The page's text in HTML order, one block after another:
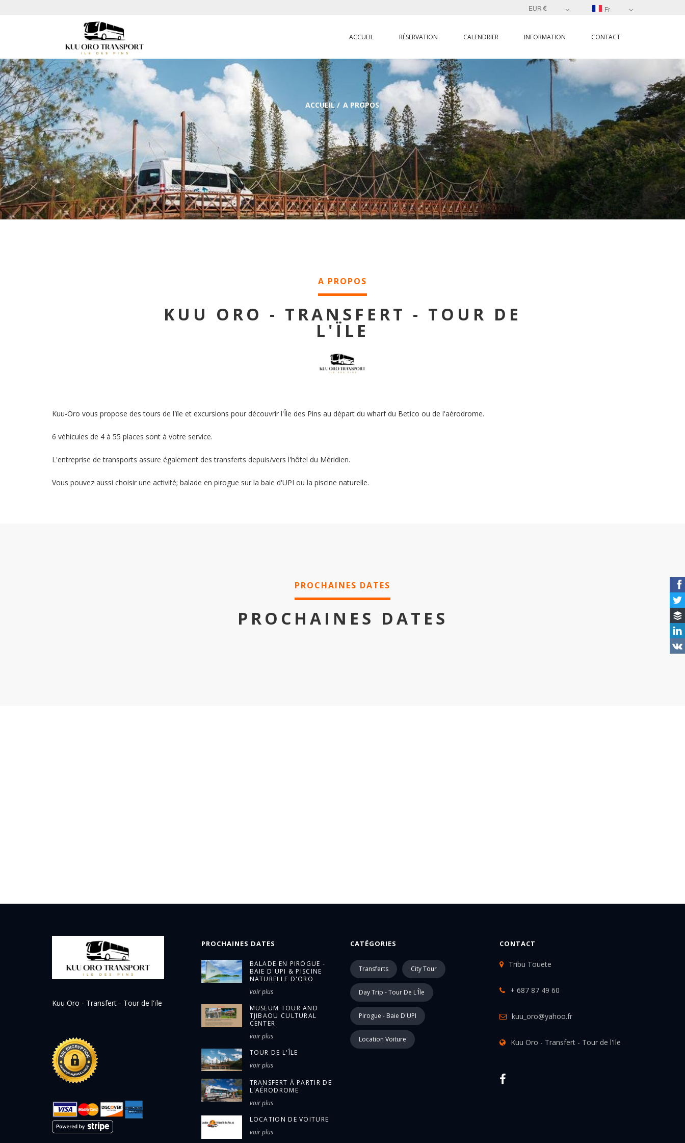
Fr
EUR
ACCUEIL RÉSERVATION CALENDRIER INFORMATION CONTACT
ACCUEIL/ A PROPOS
A PROPOS
KUU ORO - TRANSFERT - TOUR DE
L'ÏLE
Kuu-Oro vous propose des tours de l'île et excursions pour découvrir l'Île des Pins au départ du wharf du Betico ou de l'aérodrome.
6 véhicules de 4 à 55 places sont à votre service.
L'entreprise de transports assure également des transferts depuis/vers l'hôtel du Méridien.
Vous pouvez aussi choisir une activité; balade en pirogue sur la baie d'UPI ou la piscine naturelle.
PROCHAINES DATES
PROCHAINES DATES
Kuu Oro - Transfert - Tour de l'ïle
PROCHAINES DATES
BALADE EN PIROGUE -
BAIE D'UPI & PISCINE
NATURELLE D'ORO
voir plus
MUSEUM TOUR AND
TJIBAOU CULTURAL
CENTER
voir plus
TOUR DE L'ÎLE
voir plus
TRANSFERT À PARTIR DE
L'AÉRODROME
voir plus
LOCATION DE VOITURE
voir plus
CATÉGORIES
Transferts City Tour
Day Trip - Tour De L'Île
Pirogue - Baie D'UPI
Location Voiture
CONTACT
Tribu Touete
+ 687 87 49 60
kuu_oro@yahoo.fr
Kuu Oro - Transfert - Tour de l'ïle